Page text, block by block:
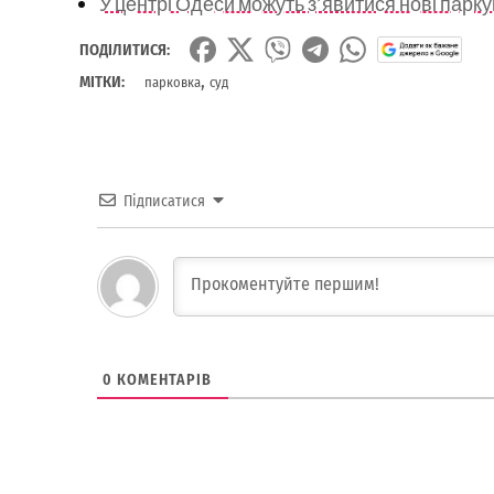
ПОДІЛИТИСЯ:
МІТКИ:
парковка, суд
Підписатися
0 КОМЕНТАРІВ